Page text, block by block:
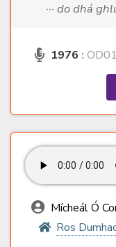
··· do dhá
1976 :
Mícheál Ó
Ros